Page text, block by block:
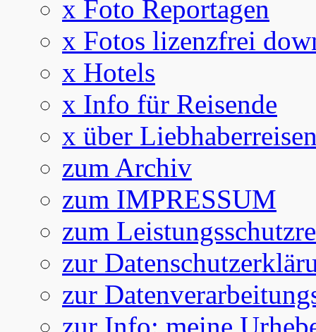
x Foto Reportagen
x Fotos lizenzfrei
x Hotels
x Info für Reisende
x über
zum Archiv
zum IMPRESSUM
zum
zur
zur
zur Info: meine